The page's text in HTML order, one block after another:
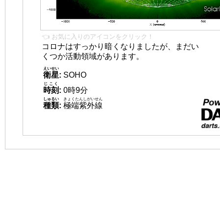
👈 お気に入りのアイコンをクリック！
コロナはすっかり暗くなりましたが、まだい
くつか活動領域があります。
衛星
えいせい
: SOHO
時刻
じこく
: 0時9分
種類
しゅるい
: 極端紫外線
きょくたんしがいせん